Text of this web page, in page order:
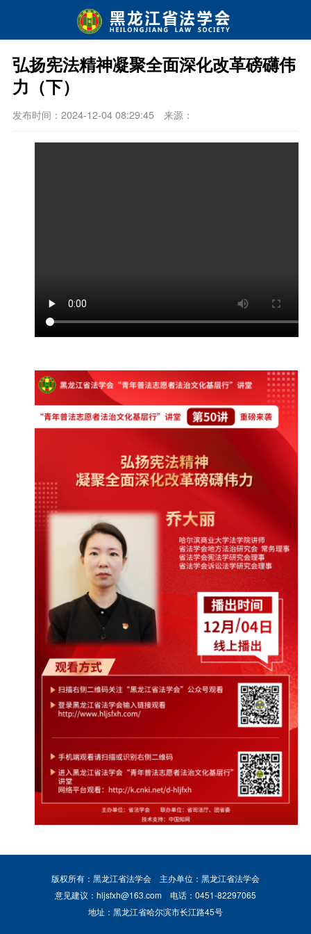
弘扬宪法精神凝聚全面深化改革磅礴伟
力（下）
发布时间：2024-12-04 08:29:45 来源：
版权所有：黑龙江省法学会
主办单位：黑龙江省法学会
意见建议：hljsfxh@163.com
电话：0451-82297065
地址：黑龙江省哈尔滨市长江路45号